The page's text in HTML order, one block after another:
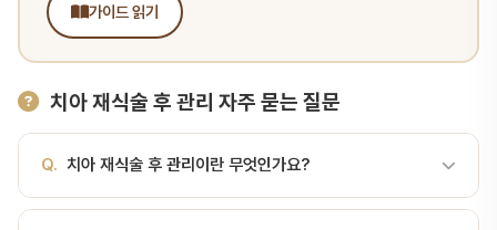
가이드 읽기
치아 재식술 후 관리 자주 묻는 질문
Q. 치아 재식술 후 관리이란 무엇인가요?